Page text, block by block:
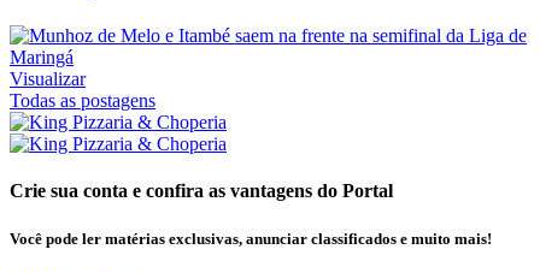
Visualizar
Todas as postagens
Crie sua conta e confira as vantagens do Portal
Você pode ler matérias exclusivas, anunciar classificados e muito mais!